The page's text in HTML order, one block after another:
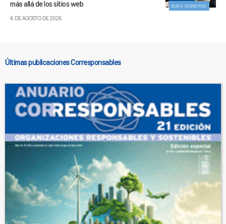
BUEN GOBIERNO
más allá de los sitios web
6 DE AGOSTO DE 2026
Últimas publicaciones Corresponsables